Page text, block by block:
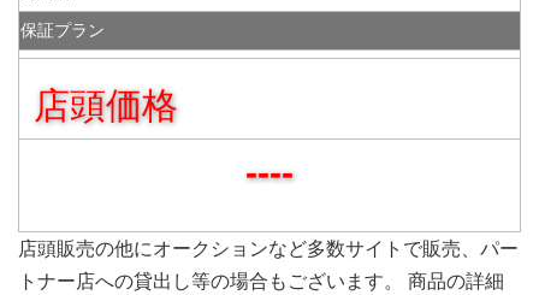
保証プラン
店頭価格
----
店頭販売の他にオークションなど多数サイトで販売、パー
トナー店への貸出し等の場合もございます。 商品の詳細